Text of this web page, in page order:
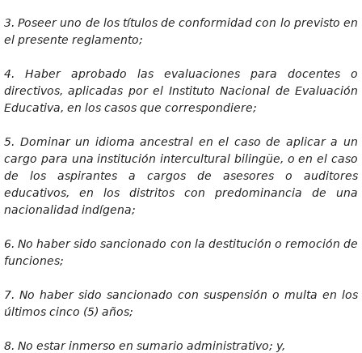
3. Poseer uno de los títulos de conformidad con lo previsto en
el presente reglamento;
4. Haber aprobado las evaluaciones para docentes o
directivos, aplicadas por el Instituto Nacional de Evaluación
Educativa, en los casos que correspondiere;
5. Dominar un idioma ancestral en el caso de aplicar a un
cargo para una institución intercultural bilingüe, o en el caso
de los aspirantes a cargos de asesores o auditores
educativos, en los distritos con predominancia de una
nacionalidad indígena;
6. No haber sido sancionado con la destitución o remoción de
funciones;
7. No haber sido sancionado con suspensión o multa en los
últimos cinco (5) años;
8. No estar inmerso en sumario administrativo; y,